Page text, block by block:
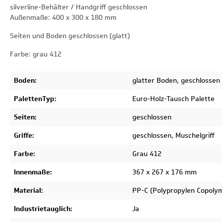
silverline-Behälter / Handgriff geschlossen
Außenmaße: 400 x 300 x 180 mm
Seiten und Boden geschlossen (glatt)
Farbe: grau 412
Boden:
glatter Boden, geschlossen
PalettenTyp:
Euro-Holz-Tausch Palette
Seiten:
geschlossen
Griffe:
geschlossen, Muschelgriff
Farbe:
Grau 412
Innenmaße:
367 x 267 x 176 mm
Material:
PP-C (Polypropylen
Industrietauglich:
Ja